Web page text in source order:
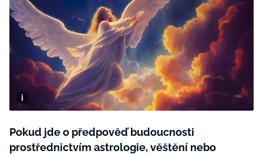
Životní styl
Všechny kategorie
Testy a kvízy
BYDLENÍ
Všechny kategorie
Tvoření
Rady a tipy
BurdaMedia
Extra
SVĚT ŽENY - 599 KČ
ROČNÍ PŘEDPLATNÉ SVĚT ŽENY +
Pokud jde o předpověď budoucnosti
prostřednictvím astrologie, věštění nebo